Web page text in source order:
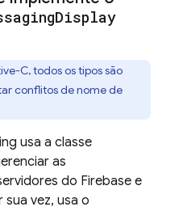
Display
C, todos os tipos são
conflitos de nome de
usa a classe
as
do Firebase e
sua vez, usa o